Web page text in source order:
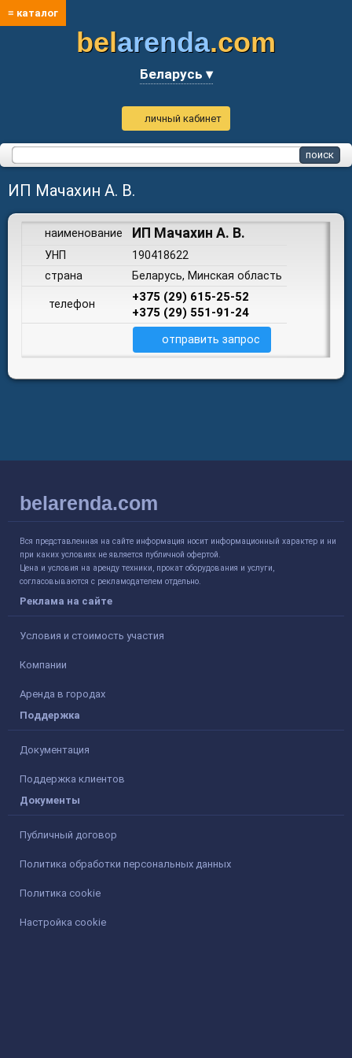
≡ каталог
belarenda.com
Беларусь ▾
личный кабинет
ИП Мачахин А. В.
наименование ИП Мачахин А. В.
УНП
190418622
страна
Беларусь, Минская область
телефон
+375 (29) 615-25-52
+375 (29) 551-91-24
отправить запрос
belarenda.com
Вся представленная на сайте информация носит информационный характер и ни
при каких условиях не является публичной офертой.
Цена и условия на аренду техники, прокат оборудования и услуги,
согласовываются с рекламодателем отдельно.
Реклама на сайте
Условия и стоимость участия
Компании
Аренда в городах
Поддержка
Документация
Поддержка клиентов
Документы
Публичный договор
Политика обработки персональных данных
Политика cookie
Настройка cookie